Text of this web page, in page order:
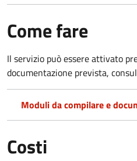
Come fare
Il servizio può essere attivato
documentazione prevista,
Moduli da compilare e
Costi